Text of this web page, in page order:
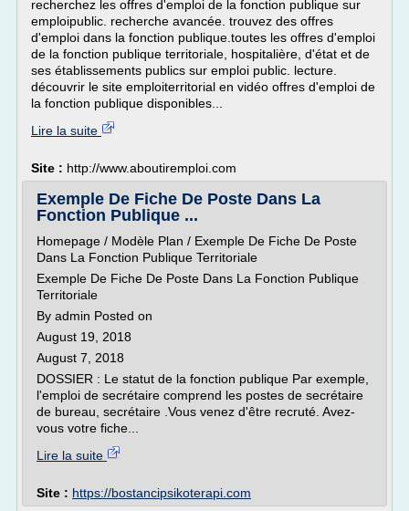
recherchez les offres d'emploi de la fonction publique sur
emploipublic. recherche avancée. trouvez des offres
d'emploi dans la fonction publique.toutes les offres d'emploi
de la fonction publique territoriale, hospitalière, d'état et de
ses établissements publics sur emploi public. lecture.
découvrir le site emploiterritorial en vidéo offres d'emploi de
la fonction publique disponibles...
Lire la suite
Site : http://www.aboutiremploi.com
Exemple De Fiche De Poste Dans La
Fonction Publique ...
Homepage / Modèle Plan / Exemple De Fiche De Poste
Dans La Fonction Publique Territoriale
Exemple De Fiche De Poste Dans La Fonction Publique
Territoriale
By admin Posted on
August 19, 2018
August 7, 2018
DOSSIER : Le statut de la fonction publique Par exemple,
l'emploi de secrétaire comprend les postes de secrétaire
de bureau, secrétaire .Vous venez d'être recruté. Avez-
vous votre fiche...
Lire la suite
Site : https://bostancipsikoterapi.com